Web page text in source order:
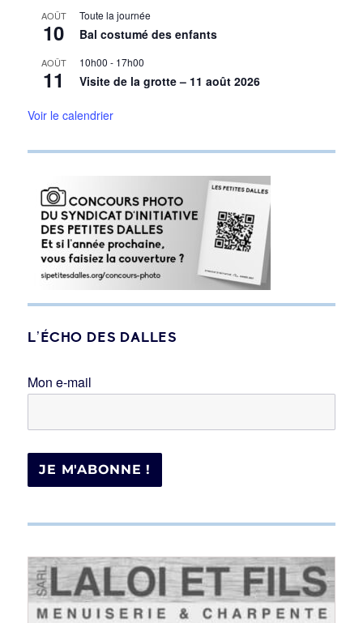
AOÛT
10
Toute la journée
Bal costumé des enfants
AOÛT
11
10h00 - 17h00
Visite de la grotte – 11 août 2026
Voir le calendrier
L’ÉCHO DES DALLES
Mon e-mail